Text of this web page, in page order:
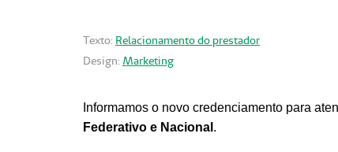
Texto: Relacionamento do prestador
Design: Marketing
Informamos o novo credenciamento para
Federativo e Nacional .